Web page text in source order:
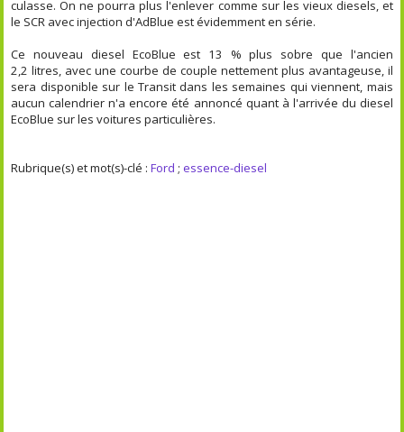
culasse. On ne pourra plus l'enlever comme sur les vieux diesels, et
le SCR avec injection d'AdBlue est évidemment en série.
Ce nouveau diesel EcoBlue est 13 % plus sobre que l'ancien
2,2 litres, avec une courbe de couple nettement plus avantageuse, il
sera disponible sur le Transit dans les semaines qui viennent, mais
aucun calendrier n'a encore été annoncé quant à l'arrivée du diesel
EcoBlue sur les voitures particulières.
Rubrique(s) et mot(s)-clé :Ford ;essence-diesel